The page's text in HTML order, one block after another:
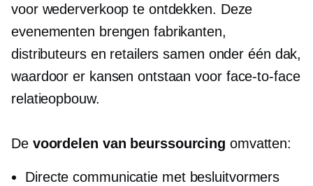
voor wederverkoop te ontdekken. Deze
evenementen brengen fabrikanten,
distributeurs en retailers samen onder één dak,
waardoor er kansen ontstaan voor face-to-face
relatieopbouw.
De voordelen van beurssourcing omvatten:
Directe communicatie met besluitvormers